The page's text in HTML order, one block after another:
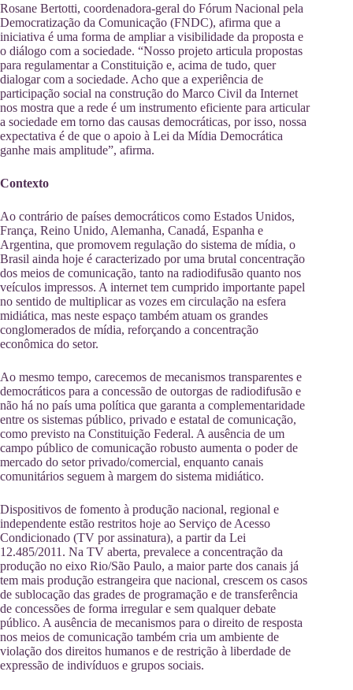
Rosane Bertotti, coordenadora-geral do Fórum Nacional pela
Democratização da Comunicação (FNDC), afirma que a
iniciativa é uma forma de ampliar a visibilidade da proposta e
o diálogo com a sociedade. “Nosso projeto articula propostas
para regulamentar a Constituição e, acima de tudo, quer
dialogar com a sociedade. Acho que a experiência de
participação social na construção do Marco Civil da Internet
nos mostra que a rede é um instrumento eficiente para articular
a sociedade em torno das causas democráticas, por isso, nossa
expectativa é de que o apoio à Lei da Mídia Democrática
ganhe mais amplitude”, afirma.
Contexto
Ao contrário de países democráticos como Estados Unidos,
França, Reino Unido, Alemanha, Canadá, Espanha e
Argentina, que promovem regulação do sistema de mídia, o
Brasil ainda hoje é caracterizado por uma brutal concentração
dos meios de comunicação, tanto na radiodifusão quanto nos
veículos impressos. A internet tem cumprido importante papel
no sentido de multiplicar as vozes em circulação na esfera
midiática, mas neste espaço também atuam os grandes
conglomerados de mídia, reforçando a concentração
econômica do setor.
Ao mesmo tempo, carecemos de mecanismos transparentes e
democráticos para a concessão de outorgas de radiodifusão e
não há no país uma política que garanta a complementaridade
entre os sistemas público, privado e estatal de comunicação,
como previsto na Constituição Federal. A ausência de um
campo público de comunicação robusto aumenta o poder de
mercado do setor privado/comercial, enquanto canais
comunitários seguem à margem do sistema midiático.
Dispositivos de fomento à produção nacional, regional e
independente estão restritos hoje ao Serviço de Acesso
Condicionado (TV por assinatura), a partir da Lei
12.485/2011. Na TV aberta, prevalece a concentração da
produção no eixo Rio/São Paulo, a maior parte dos canais já
tem mais produção estrangeira que nacional, crescem os casos
de sublocação das grades de programação e de transferência
de concessões de forma irregular e sem qualquer debate
público. A ausência de mecanismos para o direito de resposta
nos meios de comunicação também cria um ambiente de
violação dos direitos humanos e de restrição à liberdade de
expressão de indivíduos e grupos sociais.